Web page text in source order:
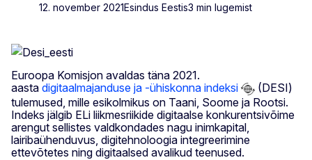
12. november 2021Esindus Eestis3 min lugemist
Euroopa Komisjon avaldas täna 2021.
aasta digitaalmajanduse ja -ühiskonna indeksi
(DESI)
tulemused, mille esikolmikus on Taani, Soome ja Rootsi.
Indeks jälgib ELi liikmesriikide digitaalse konkurentsivõime
arengut sellistes valdkondades nagu inimkapital,
lairibaühenduvus, digitehnoloogia integreerimine
ettevõtetes ning digitaalsed avalikud teenused.